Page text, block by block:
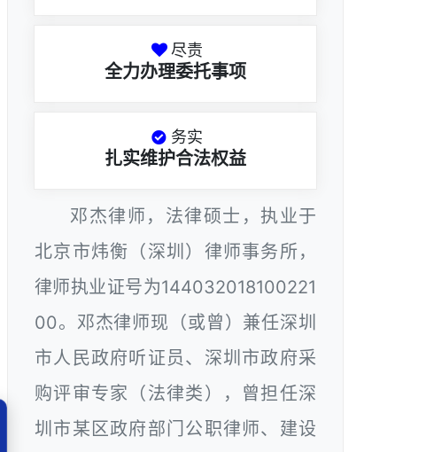
尽责
全力办理委托事项
务实
扎实维护合法权益
邓杰律师，法律硕士，执业于
北京市炜衡（深圳）律师事务所，
律师执业证号为144032018100221
00。邓杰律师现（或曾）兼任深圳
市人民政府听证员、深圳市政府采
购评审专家（法律类），曾担任深
圳市某区政府部门公职律师、建设